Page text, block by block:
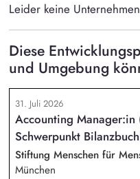
Leider keine
Diese
und Umgebung
31. Juli 2026
Accounting
Schwerpunkt
Stiftung Menschen für
München